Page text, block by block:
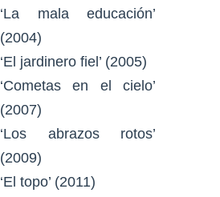
‘La mala educación’
(2004)
‘El jardinero fiel’ (2005)
‘Cometas en el cielo’
(2007)
‘Los abrazos rotos’
(2009)
‘El topo’ (2011)